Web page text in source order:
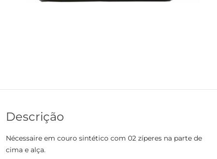
Descrição
Nécessaire em couro sintético com 02 zíperes na parte de
cima e alça.